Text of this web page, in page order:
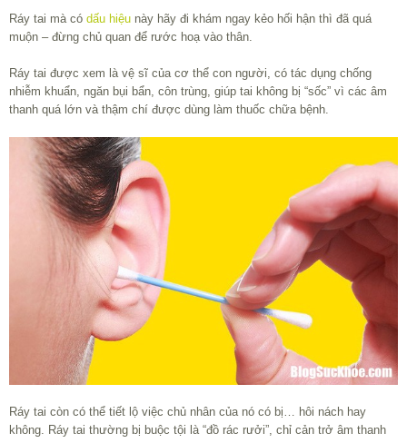
Ráy tai mà có dấu hiệu này hãy đi khám ngay kẻo hối hận thì đã quá
muộn – đừng chủ quan để rước hoạ vào thân.
Ráy tai được xem là vệ sĩ của cơ thể con người, có tác dụng chống
nhiễm khuẩn, ngăn bụi bẩn, côn trùng, giúp tai không bị “sốc” vì các âm
thanh quá lớn và thậm chí được dùng làm thuốc chữa bệnh.
Ráy tai còn có thể tiết lộ việc chủ nhân của nó có bị… hôi nách hay
không. Ráy tai thường bị buộc tội là “đồ rác rưởi”, chỉ cản trở âm thanh